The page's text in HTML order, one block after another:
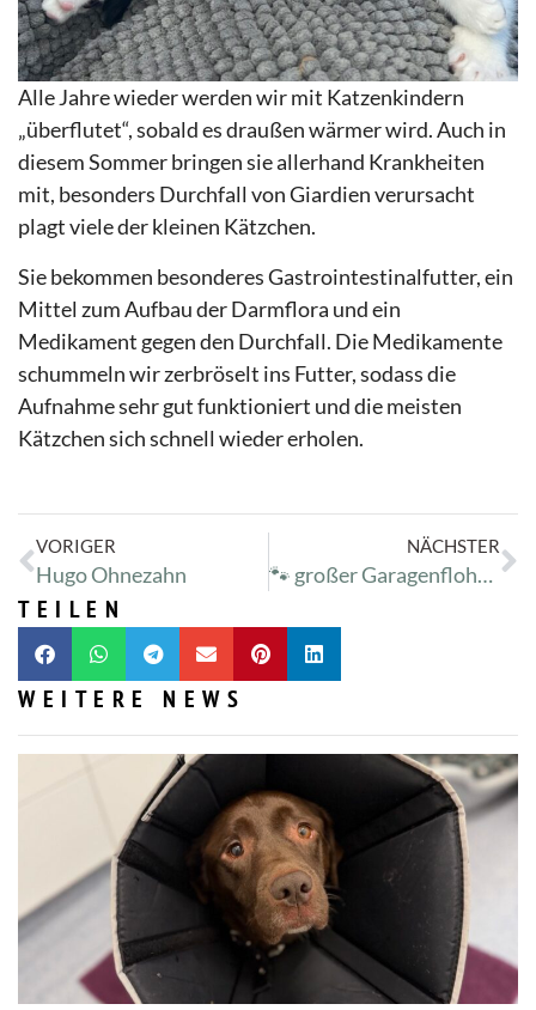
Alle Jahre wieder werden wir mit Katzenkindern
„überflutet“, sobald es draußen wärmer wird. Auch in
diesem Sommer bringen sie allerhand Krankheiten
mit, besonders Durchfall von Giardien verursacht
plagt viele der kleinen Kätzchen.
Sie bekommen besonderes Gastrointestinalfutter, ein
Mittel zum Aufbau der Darmflora und ein
Medikament gegen den Durchfall. Die Medikamente
schummeln wir zerbröselt ins Futter, sodass die
Aufnahme sehr gut funktioniert und die meisten
Kätzchen sich schnell wieder erholen.
VORIGER
Hugo Ohnezahn
NÄCHSTER
🐾 großer Garagenflohmarkt bis Samstag im Tierheim! 🐾
TEILEN
WEITERE NEWS